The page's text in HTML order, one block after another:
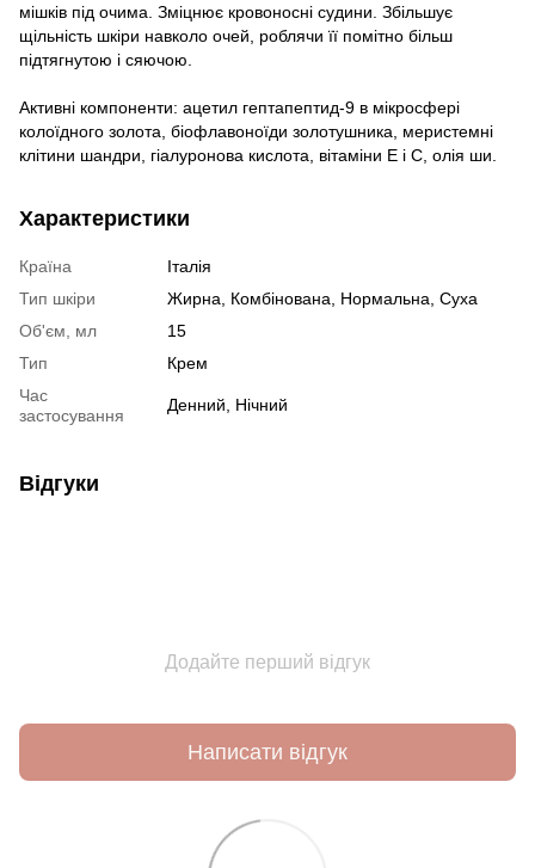
мішків під очима. Зміцнює кровоносні судини. Збільшує
щільність шкіри навколо очей, роблячи її помітно більш
підтягнутою і сяючою.
Активні компоненти: ацетил гептапептид-9 в мікросфері
колоїдного золота, біофлавоноїди золотушника, меристемні
клітини шандри, гіалуронова кислота, вітаміни Е і С, олія ши.
Характеристики
Країна
Італія
Тип шкіри
Жирна Комбінована Нормальна Суха
Об'єм, мл
15
Тип
Крем
Час
застосування
Денний, Нічний
Відгуки
Додайте перший відгук
Написати відгук